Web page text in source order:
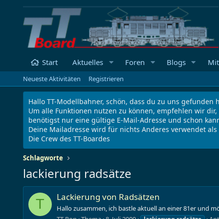
Start Aktuelles Foren Blogs
Neueste Aktivitäten Registrieren
Hallo TT-Modellbahner, schön, dass du zu uns gefunden
Um alle Funktionen nutzen zu können, empfehlen wir
benötigst nur eine gültige E-Mail-Adresse und schon
Deine Mailadresse wird für nichts Anderes verwendet
Die Crew des TT-Boardes
Schlagworte
lackierung radsätze
T Lackierung von Radsätzen
Hallo zusammen, ich bastle aktuell an einer 81er und